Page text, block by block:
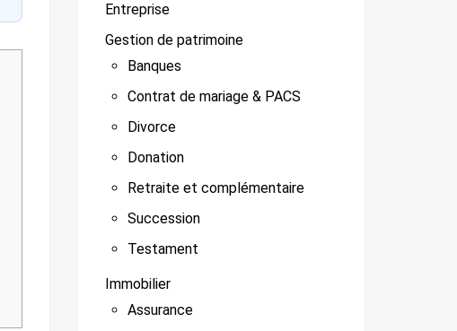
Entreprise
Gestion de patrimoine
Banques
Contrat de mariage & PACS
Divorce
Donation
Retraite et complémentaire
Succession
Testament
Immobilier
Assurance